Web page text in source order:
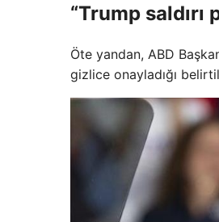
“Trump saldırı
Öte yandan, ABD
gizlice onayladığı